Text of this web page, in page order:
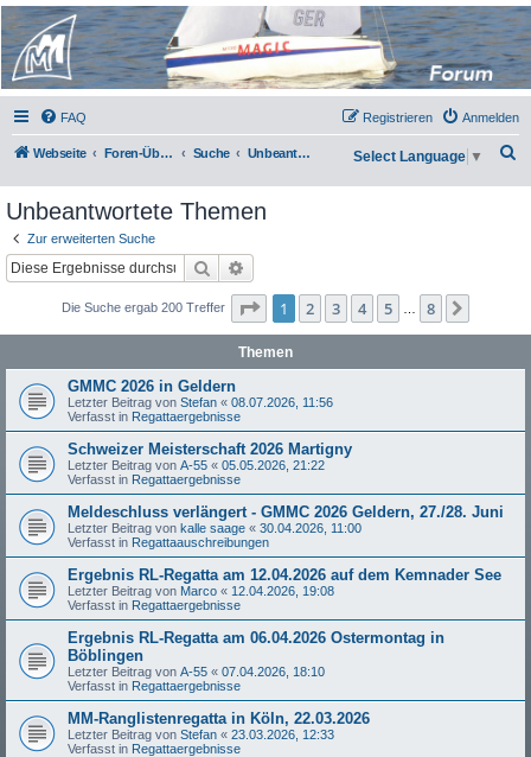
Micro Magic Forum
Deutschland
FAQ Anmelden
Registrieren
Webseite Foren-Übersicht Suche Unbeantwortete Themen Select Language ▼
Unbeantwortete Themen
Zur erweiterten Suche
Suche
Die Suche ergab 200 Treffer Seite 1von
1 2 3 4 5 8
Themen
GMMC 2026 in Geldern
Letzter Beitrag von Stefan « 08.07.2026, 11:56
Verfasst in Regattaergebnisse
Schweizer Meisterschaft 2026 Martigny
Letzter Beitrag von A-55 « 05.05.2026, 21:22
Verfasst in Regattaergebnisse
Meldeschluss verlängert - GMMC 2026 Geldern, 27./28. Juni
Letzter Beitrag von kalle saage « 30.04.2026, 11:00
Verfasst in Regattaauschreibungen
Ergebnis RL-Regatta am 12.04.2026 auf dem Kemnader See
Letzter Beitrag von Marco « 12.04.2026, 19:08
Verfasst in Regattaergebnisse
Ergebnis RL-Regatta am 06.04.2026 Ostermontag in
Böblingen
Letzter Beitrag von A-55 « 07.04.2026, 18:10
Verfasst in Regattaergebnisse
MM-Ranglistenregatta in Köln, 22.03.2026
Letzter Beitrag von Stefan « 23.03.2026, 12:33
Verfasst in Regattaergebnisse